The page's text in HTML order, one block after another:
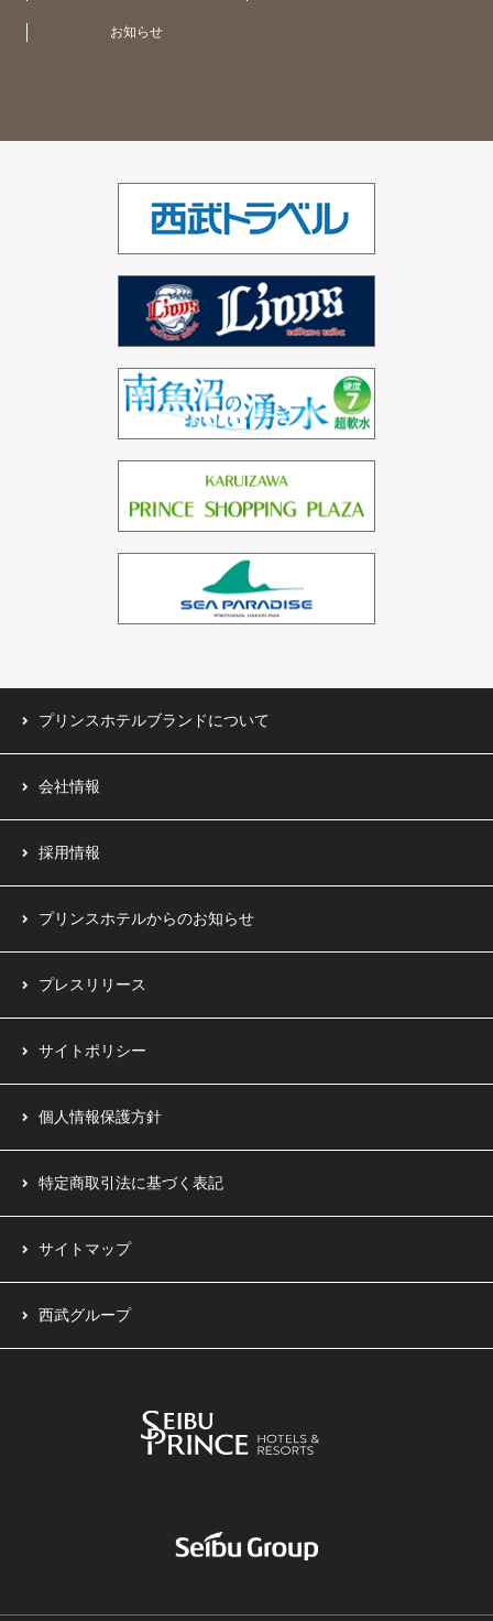
ベトナム（1ホテル）
インド（2ホテル）
ドバイ（3ホテル）
バーレーン（1ホテル）
お知らせ
プリンスホテルブランドについて
会社情報
採用情報
プリンスホテルからのお知らせ
プレスリリース
サイトポリシー
個人情報保護方針
特定商取引法に基づく表記
サイトマップ
西武グループ